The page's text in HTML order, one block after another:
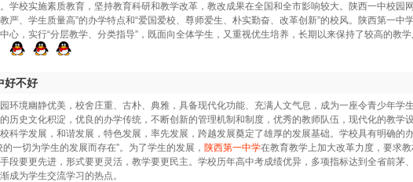
学校实施素质教育，坚持教育科研和教学改革，教改成果在全国和全市影响较大。陕西一中校园
严、学生质量高”的办学特点和“爱国爱校、尊师爱生、朴实勤奋、改革创新”的校风。陕西第一中
心，实行“分层教学、分类指导”，既面向全体学生，又重视优生培养，长期以来保持了较高的教学
好不好
环境幽静优美，校舍庄重、古朴、典雅，具备现代化功能、充满人文气息，成为一座令青少年学
历史文化积淀，优良的办学传统，不断创新的管理机制和制度，优秀的教师队伍，现代化的教学
科学发展，和谐发展，特色发展，率先发展，跨越发展奠定了雄厚的发展基础。学校具有明确的
的一切为学生的发展而存在”。为了学生的发展， 陕西第一中学在教育教学上加大改革力度，要求
段要更先进，形式要更灵活，教学要更民主。学校历年高中考成绩优异，多项指标达到全省前茅
成为学生交流学习的热点。